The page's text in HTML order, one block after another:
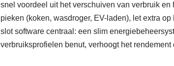
snel voordeel uit het verschuiven van verbruik
pieken (koken, wasdroger, EV-laden), let extra
slot software centraal: een slim
verbruiksprofielen benut, verhoogt het